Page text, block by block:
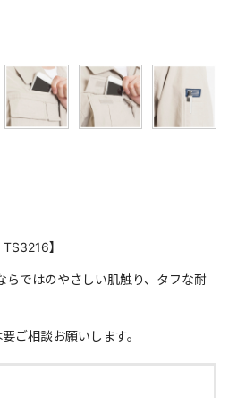
】
らではのやさしい肌触り、タフな耐
ご相談お願いします。